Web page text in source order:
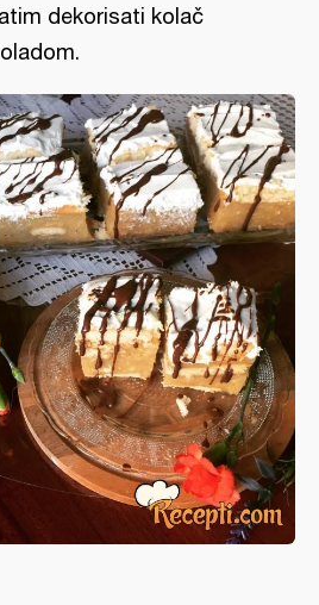
dekorisati kolač